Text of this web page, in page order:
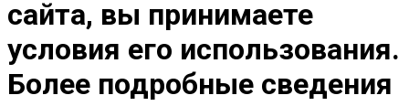
сайта, вы принимаете
условия его использования.
Более подробные сведения